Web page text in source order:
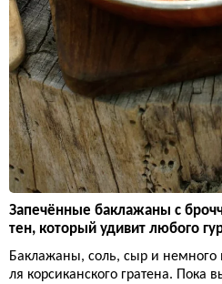
Запечённые баклажаны с
тен, который удивит любого
Баклажаны, соль, сыр и немного
ля корсиканского гратена. Пока